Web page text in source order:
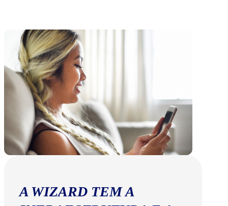
A WIZARD TEM A